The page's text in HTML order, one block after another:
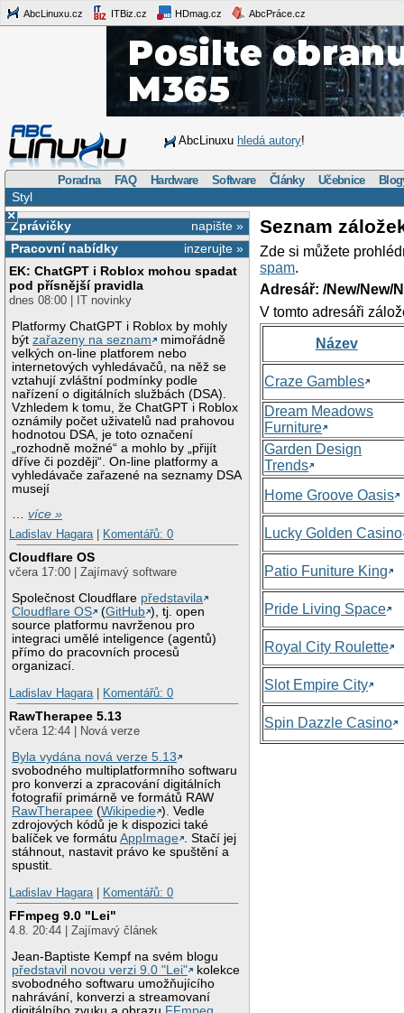
AbcLinuxu.cz ITBiz.cz HDmag.cz AbcPráce.cz
AbcLinuxu hledá autory!
Poradna FAQ Hardware Software Články Učebnice
Styl
×
napište »
Zprávičky
inzerujte »
Pracovní nabídky
EK: ChatGPT i Roblox mohou spadat
pod přísnější pravidla
dnes 08:00 | IT novinky
Platformy ChatGPT i Roblox by mohly
býtzařazeny na seznam
mimořádně
velkých on-line platforem nebo
internetových vyhledávačů, na něž se
vztahují zvláštní podmínky podle
nařízení o digitálních službách (DSA).
Vzhledem k tomu, že ChatGPT i Roblox
oznámily počet uživatelů nad prahovou
hodnotou DSA, je toto označení
„rozhodně možné“ a mohlo by „přijít
dříve či později“. On-line platformy a
vyhledávače zařazené na seznamy DSA
musejí
…více »
Ladislav Hagara
Komentářů: 0
Cloudflare OS
včera 17:00 | Zajímavý software
Společnost Cloudflare představila
Cloudflare OS
(GitHub ), tj. open
source platformu navrženou pro
integraci umělé inteligence (agentů)
přímo do pracovních procesů
organizací.
Ladislav Hagara
Komentářů: 0
RawTherapee 5.13
včera 12:44 | Nová verze
Byla vydána nová verze 5.13
svobodného multiplatformního softwaru
pro konverzi a zpracování digitálních
fotografií primárně ve formátů RAW
RawTherapee (Wikipedie ). Vedle
zdrojových kódů je k dispozici také
balíček ve formátuAppImage . Stačí jej
stáhnout, nastavit právo ke spuštění a
spustit.
Ladislav Hagara
Komentářů: 0
FFmpeg 9.0 "Lei"
4.8. 20:44 | Zajímavý článek
Jean-Baptiste Kempf na svém blogu
představil novou verzi 9.0 "Lei"
kolekce
svobodného softwaru umožňujícího
nahrávání, konverzi a streamovaní
Seznam
Zde si můžete
spam.
Adresář: /New/New/
V tomto adresáři
Název
Craze Gambles
Dream Meadows
Furniture
Garden Design
Trends
Home Groove Oasis
Lucky Golden Casino
Patio Funiture King
Pride Living Space
Royal City Roulette
Slot Empire City
Spin Dazzle Casino